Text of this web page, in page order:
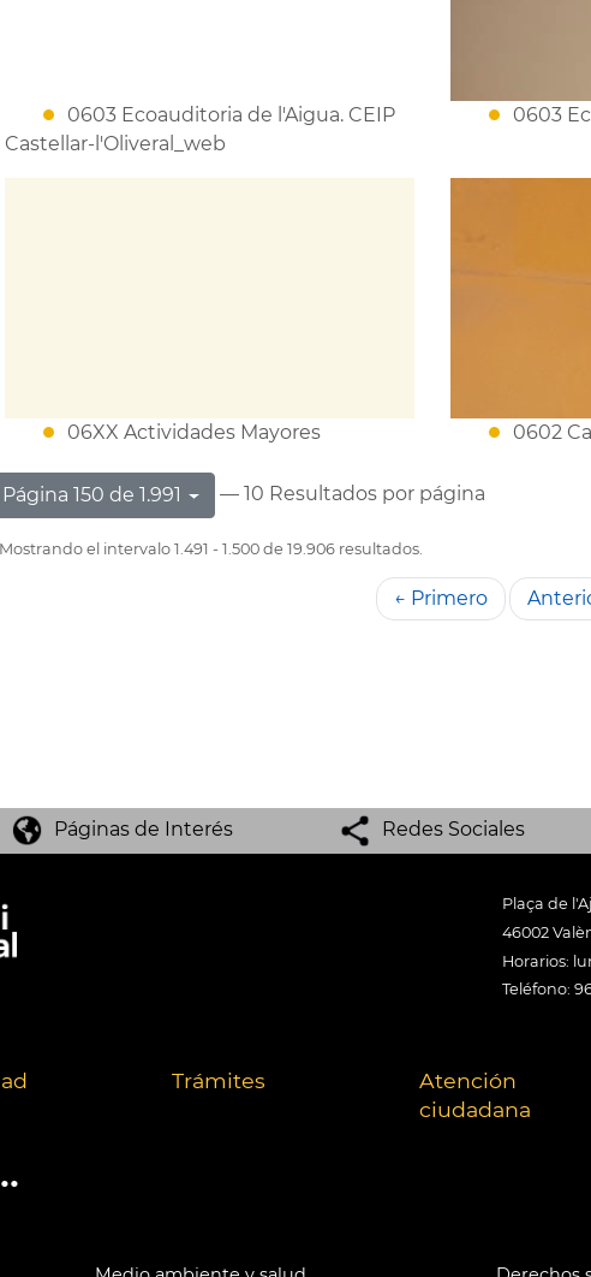
0603 Ecoauditoria de l'Aigua. CEIP
Castellar-l'Oliveral_web
0603
06XX Actividades Mayores 0602
Página 150 de 1.991 — 10 Resultados por página
Mostrando el intervalo 1.491 - 1.500 de 19.906 resultados.
← Primero
Páginas de Interés Redes Sociales
Plaça de
46002
Horarios:
Teléfono:
Trámites
Atención
ciudadana